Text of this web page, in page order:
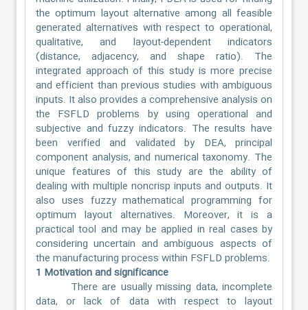
the optimum layout alternative among all feasible
generated alternatives with respect to operational,
qualitative, and layout-dependent indicators
(distance, adjacency, and shape ratio). The
integrated approach of this study is more precise
and efficient than previous studies with ambiguous
inputs. It also provides a comprehensive analysis on
the FSFLD problems by using operational and
subjective and fuzzy indicators. The results have
been verified and validated by DEA, principal
component analysis, and numerical taxonomy. The
unique features of this study are the ability of
dealing with multiple noncrisp inputs and outputs. It
also uses fuzzy mathematical programming for
optimum layout alternatives. Moreover, it is a
practical tool and may be applied in real cases by
considering uncertain and ambiguous aspects of
the manufacturing process within FSFLD problems.
1 Motivation and significance
There are usually missing data, incomplete
data, or lack of data with respect to layout